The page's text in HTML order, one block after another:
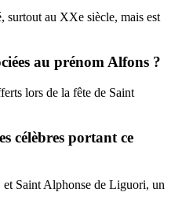
surtout au XXe siècle, mais est
au prénom Alfons ?
lors de la fête de Saint
célèbres portant ce
Saint Alphonse de Liguori, un